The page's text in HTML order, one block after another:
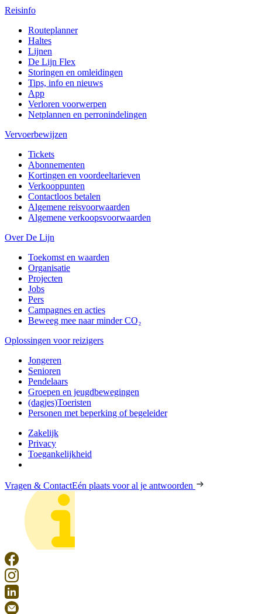
Reisinfo
Routeplanner
Haltes
Lijnen
De Lijn Flex
Storingen en omleidingen
Tips, info en nieuws
App
Verloren voorwerpen
Netplannen en perronindelingen
Vervoerbewijzen
Tickets
Abonnementen
Kortingen en voordeeltarieven
Verkooppunten
Contactloos betalen
Algemene reisvoorwaarden
Algemene verkoopsvoorwaarden
Over De Lijn
Toekomst en waarden
Organisatie
Projecten
Jobs
Pers
Campagnes en acties
Beweeg mee naar minder CO₂
Oplossingen voor reizigers
Jongeren
Senioren
Pendelaars
Groepen en jeugdbewegingen
(dagjes)Toeristen
Personen met beperking of begeleider
Zakelijk
Privacy
Toegankelijkheid
Vragen & ContactEén plaats voor al je antwoorden